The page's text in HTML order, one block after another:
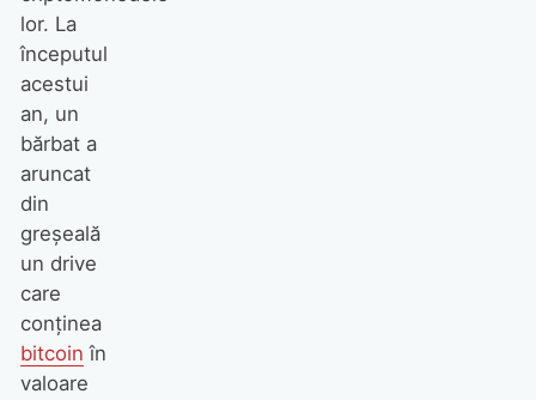
lor. La
începutul
acestui
an, un
bărbat a
aruncat
din
greșeală
un drive
care
conținea
bitcoin în
valoare